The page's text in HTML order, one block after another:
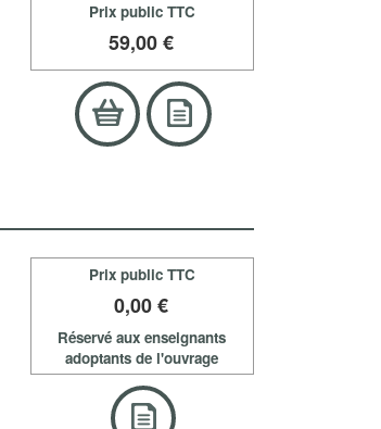
Prix public TTC
59,00 €
Prix public TTC
0,00 €
Réservé aux enseignants
adoptants de l'ouvrage